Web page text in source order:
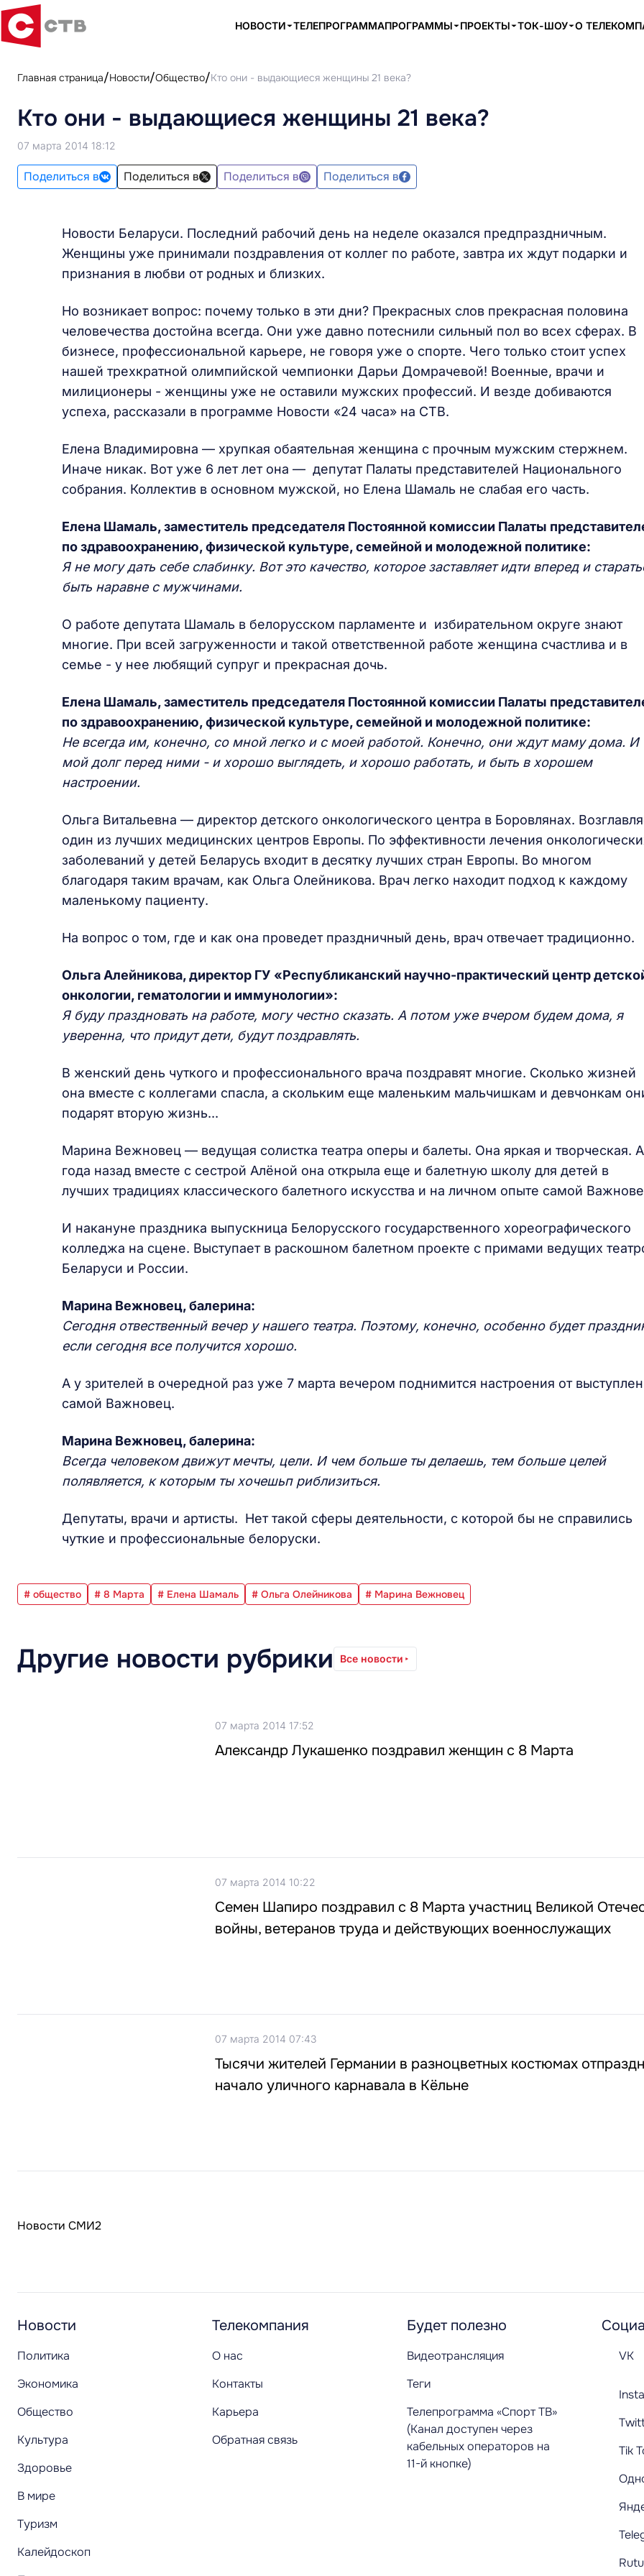
НОВОСТИ ТЕЛЕПРОГРАММАПРОГРАММЫ ПРОЕКТЫ ТОК-ШОУ О
Главная страница Новости Общество Кто они - выдающиеся женщины 21 века?
Кто они - выдающиеся женщины 21 века?
07 марта 2014 18:12
Поделиться в Поделиться в Поделиться в Поделиться в
Новости Беларуси. Последний рабочий день на неделе оказался предпраздничным.
Женщины уже принимали поздравления от коллег по работе, завтра их ждут подарки и
признания в любви от родных и близких.
Но возникает вопрос: почему только в эти дни? Прекрасных слов прекрасная половина
человечества достойна всегда. Они уже давно потеснили сильный пол во всех сферах. В
бизнесе, профессиональной карьере, не говоря уже о спорте. Чего только стоит успех
нашей трехкратной олимпийской чемпионки Дарьи Домрачевой! Военные, врачи и
милиционеры - женщины уже не оставили мужских профессий. И везде добиваются
успеха, рассказали в программе Новости «24 часа» на СТВ.
Елена Владимировна — хрупкая обаятельная женщина с прочным мужским стержнем.
Иначе никак. Вот уже 6 лет лет она — депутат Палаты представителей Национального
собрания. Коллектив в основном мужской, но Елена Шамаль не слабая его часть.
Елена Шамаль, заместитель председателя Постоянной комиссии Палаты
по здравоохранению, физической культуре, семейной и молодежной политике:
Я не могу дать себе слабинку. Вот это качество, которое заставляет идти вперед и
быть наравне с мужчинами.
О работе депутата Шамаль в белорусском парламенте и избирательном округе знают
многие. При всей загруженности и такой ответственной работе женщина счастлива и в
семье - у нее любящий супруг и прекрасная дочь.
Елена Шамаль, заместитель председателя Постоянной комиссии Палаты
по здравоохранению, физической культуре, семейной и молодежной политике:
Не всегда им, конечно, со мной легко и с моей работой. Конечно, они ждут маму дома. И
мой долг перед ними - и хорошо выглядеть, и хорошо работать, и быть в хорошем
настроении.
Ольга Витальевна — директор детского онкологического центра в Боровлянах.
один из лучших медицинских центров Европы. По эффективности лечения
заболеваний у детей Беларусь входит в десятку лучших стран Европы. Во многом
благодаря таким врачам, как Ольга Олейникова. Врач легко находит подход к каждому
маленькому пациенту.
На вопрос о том, где и как она проведет праздничный день, врач отвечает традиционно.
Ольга Алейникова, директор ГУ «Республиканский научно-практический центр
онкологии, гематологии и иммунологии»:
Я буду праздновать на работе, могу честно сказать. А потом уже вчером будем дома, я
уверенна, что придут дети, будут поздравлять.
В женский день чуткого и профессионального врача поздравят многие. Сколько жизней
она вместе с коллегами спасла, а скольким еще маленьким мальчишкам и девчонкам
подарят вторую жизнь...
Марина Вежновец — ведущая солистка театра оперы и балеты. Она яркая и творческая.
года назад вместе с сестрой Алёной она открыла еще и балетную школу для детей в
лучших традициях классического балетного искусства и на личном опыте самой
И накануне праздника выпускница Белорусского государственного хореографического
колледжа на сцене. Выступает в раскошном балетном проекте с примами ведущих
Беларуси и России.
Марина Вежновец, балерина:
Сегодня отвественный вечер у нашего театра. Поэтому, конечно, особенно будет
если сегодня все получится хорошо.
А у зрителей в очередной раз уже 7 марта вечером поднимится настроения от
самой Важновец.
Марина Вежновец, балерина:
Всегда человеком движут мечты, цели. И чем больше ты делаешь, тем больше целей
полявляется, к которым ты хочешьп риблизиться.
Депутаты, врачи и артисты. Нет такой сферы деятельности, с которой бы не справились
чуткие и профессиональные белоруски.
# общество # 8 Марта # Елена Шамаль # Ольга Олейникова # Марина Вежновец
Другие новости рубрики Все новости
07 марта 2014 17:52
Александр Лукашенко поздравил женщин с 8 Марта
07 марта 2014 10:22
Семен Шапиро поздравил с 8 Марта участниц Великой
войны, ветеранов труда и действующих военнослужащих
07 марта 2014 07:43
Тысячи жителей Германии в разноцветных костюмах
начало уличного карнавала в Кёльне
Новости СМИ2
Новости
Политика
Экономика
Общество
Культура
Здоровье
В мире
Туризм
Калейдоскоп
Телекомпания
О нас
Контакты
Карьера
Обратная связь
Будет полезно
Видеотрансляция
Теги
Телепрограмма «Спорт ТВ»
(Канал доступен через
кабельных операторов на
11-й кнопке)
VK
Tik